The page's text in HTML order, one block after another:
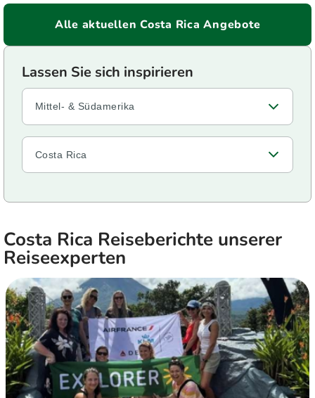
Alle aktuellen Costa Rica Angebote
Mittel- & Südamerika
Costa Rica
Costa Rica Reiseberichte unserer
Reiseexperten